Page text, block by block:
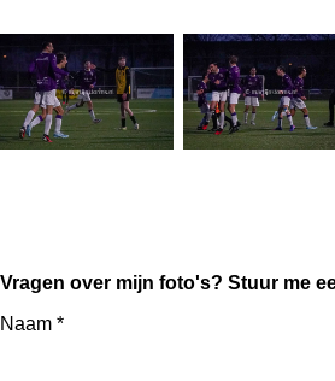
Vragen over mijn foto's? Stuur me
Naam *